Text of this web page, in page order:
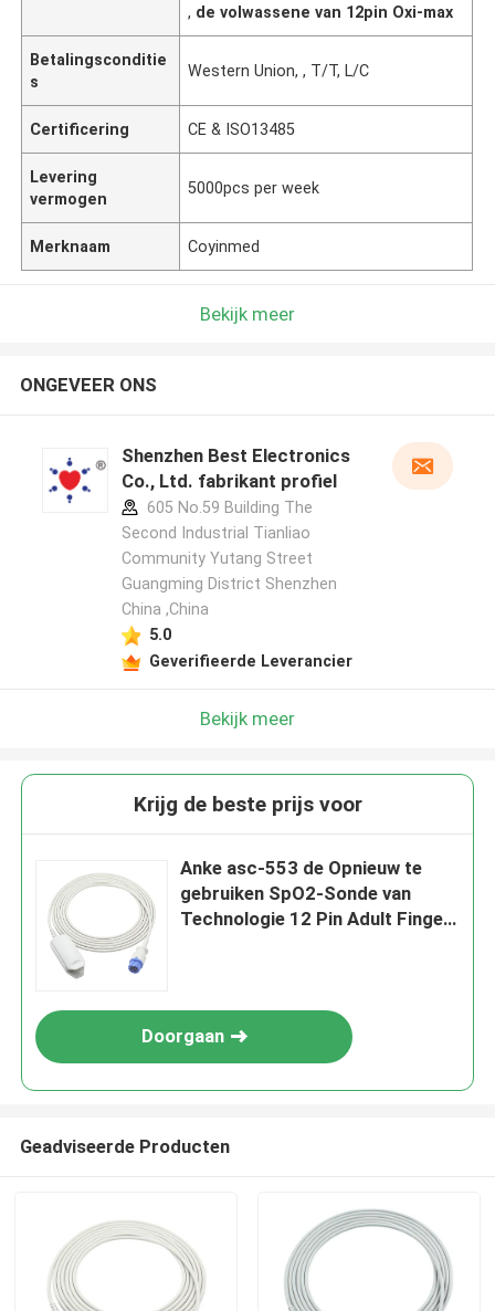
, de volwassene van 12pin Oxi-max
Betalingsconditie
s
Western Union, , T/T, L/C
Certificering CE & ISO13485
Levering
vermogen
5000pcs per week
Merknaam Coyinmed
Bekijk meer
ONGEVEER ONS
Shenzhen Best Electronics
Co., Ltd. fabrikant profiel
605 No.59 Building The
Second Industrial Tianliao
Community Yutang Street
Guangming District Shenzhen
China ,China
5.0
Geverifieerde Leverancier
Bekijk meer
Krijg de beste prijs voor
Anke asc-553 de Opnieuw te
gebruiken SpO2-Sonde van
Technologie 12 Pin Adult Finger
Doorgaan
Geadviseerde Producten